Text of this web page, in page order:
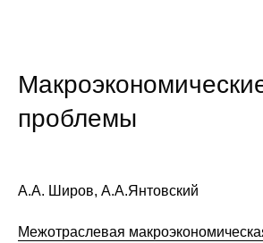
Сотрудники
Отчетность
проблемы
А.А. Широв, А.А.Янтовский
Межотраслевая